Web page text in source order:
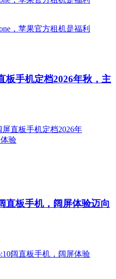
板手机定档2026年秋，主
直板手机，阔屏体验迈向